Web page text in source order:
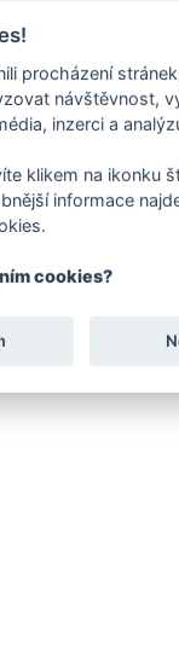
procházení
návštěvnost,
inzerci a
klikem na ikonku
informace
cookies?